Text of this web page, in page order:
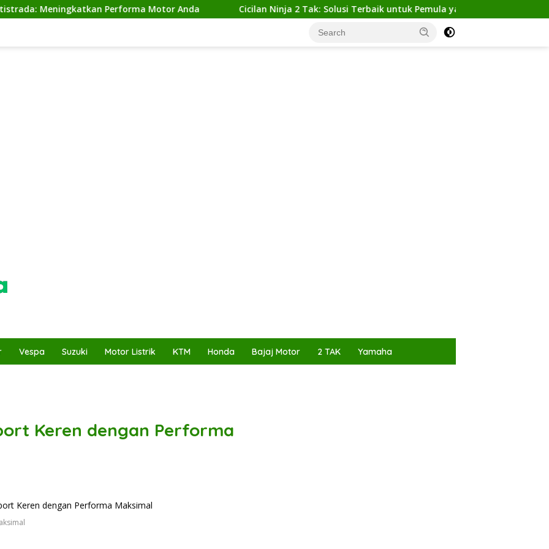
Performa Motor Anda Cicilan Ninja 2 Tak: Solusi Terbaik untuk Pemula yang Ingin Tampil Gagah
Vespa Suzuki Motor Listrik KTM Honda Bajaj Motor 2 TAK Yamaha
Keren dengan Performa